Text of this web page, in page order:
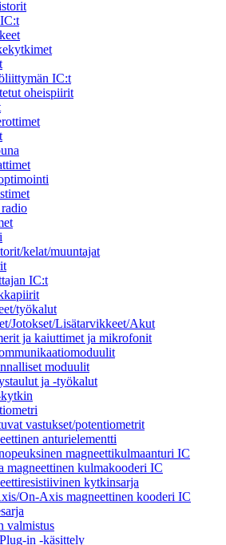
IC:t
oheispiirit
kelat/muuntajat
IC:t
työkalut
Jotokset/Lisätarvikkeet/Akut
ja kaiuttimet ja mikrofonit
moduulit
ja -työkalut
vastukset/potentiometrit
anturielementti
magneettikulmaanturi IC
magneettinen kulmakooderi IC
kytkinsarja
On-Axis magneettinen kooderi IC
valmistus
in -käsittely